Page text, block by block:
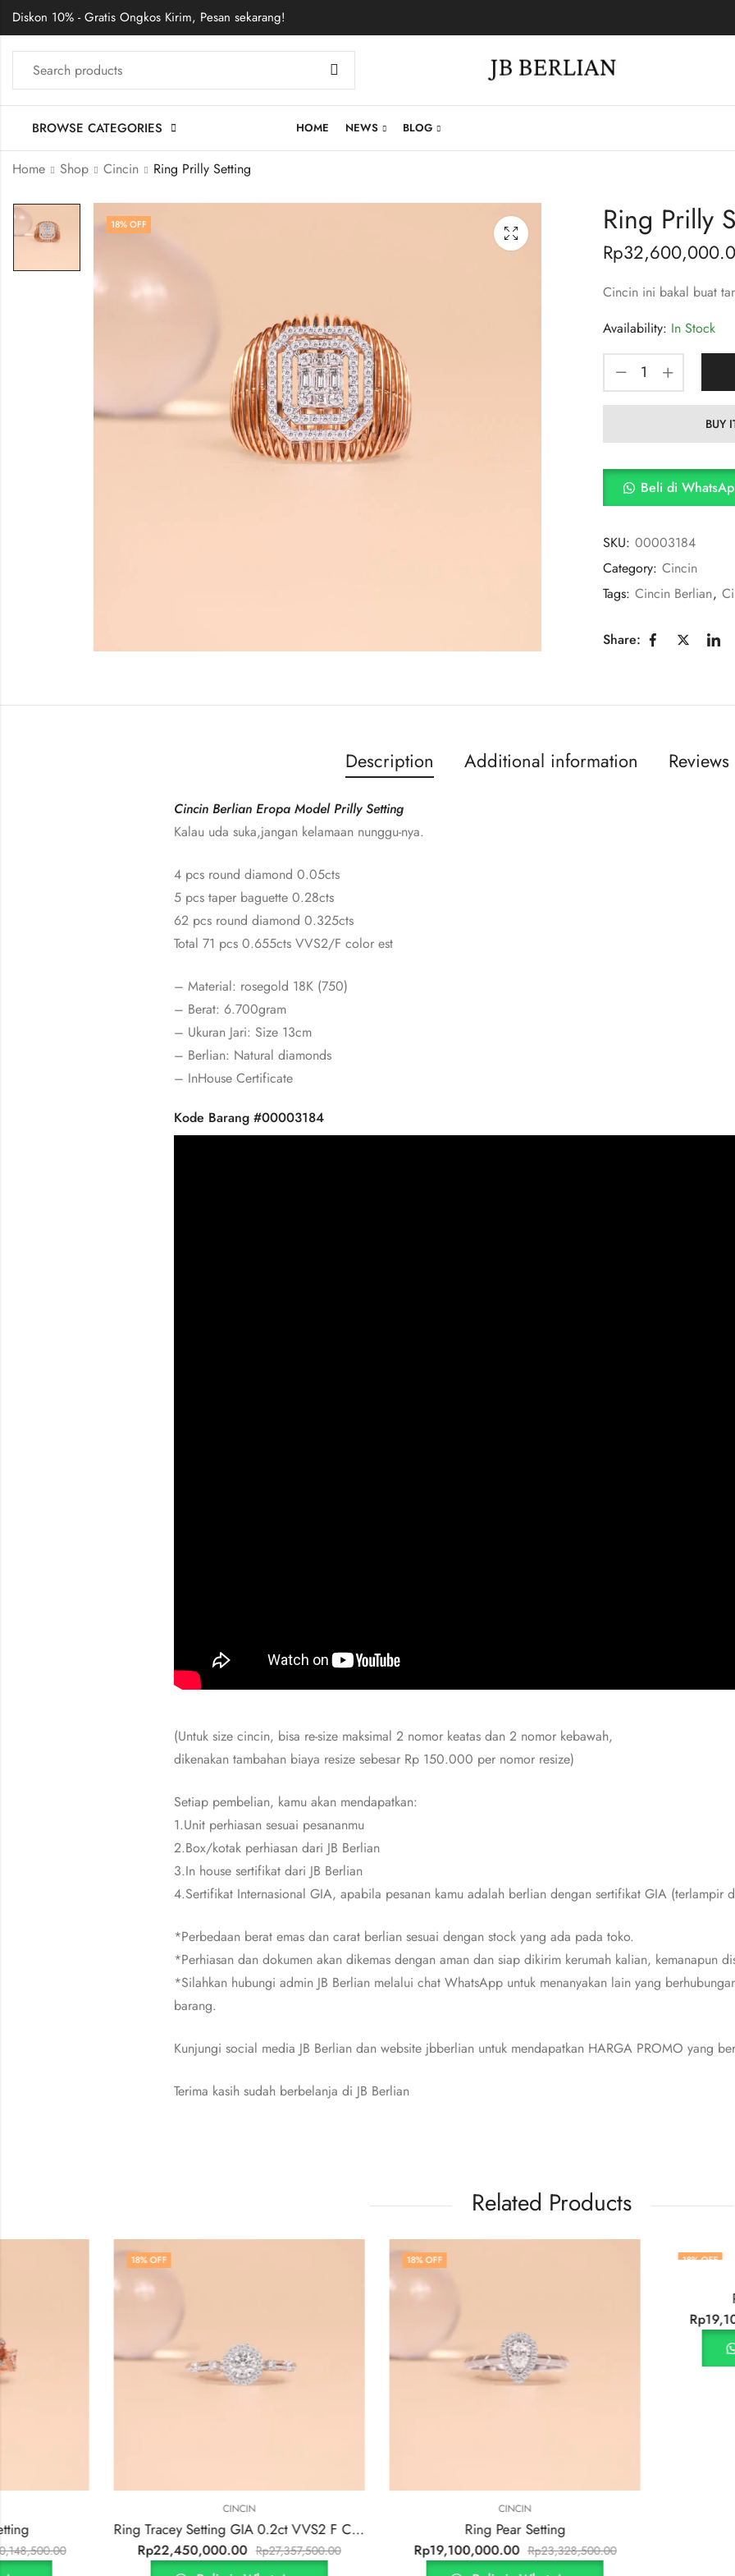
Diskon 10% - Gratis Ongkos Kirim, Pesan sekarang!
BROWSE CATEGORIES HOME NEWS BLOG
Home Shop Cincin Ring Prilly Setting
18% OFF Ring Prilly
Rp
Cincin ini bakal buat
Availability: In Stock
BUY
Beli di
SKU: 00003184
Category: Cincin
Tags: Cincin Berlian,
Share:
Description Additional information
Cincin Berlian Eropa Model Prilly Setting
Kalau uda suka,jangan kelamaan nunggu-nya.
4 pcs round diamond 0.05cts
5 pcs taper baguette 0.28cts
62 pcs round diamond 0.325cts
Total 71 pcs 0.655cts VVS2/F color est
– Material: rosegold 18K (750)
– Berat: 6.700gram
– Ukuran Jari: Size 13cm
– Berlian: Natural diamonds
– InHouse Certificate
Kode Barang #00003184
(Untuk size cincin, bisa re-size maksimal 2 nomor keatas dan 2 nomor kebawah,
dikenakan tambahan biaya resize sebesar Rp 150.000 per nomor resize)
Setiap pembelian, kamu akan mendapatkan:
1.Unit perhiasan sesuai pesananmu
2.Box/kotak perhiasan dari JB Berlian
3.In house sertifikat dari JB Berlian
4.Sertifikat Internasional GIA, apabila pesanan kamu adalah berlian dengan sertifikat GIA (terlampir
*Perbedaan berat emas dan carat berlian sesuai dengan stock yang ada pada toko.
*Perhiasan dan dokumen akan dikemas dengan aman dan siap dikirim kerumah kalian, kemanapun
*Silahkan hubungi admin JB Berlian melalui chat WhatsApp untuk menanyakan lain yang
barang.
Kunjungi social media JB Berlian dan website jbberlian untuk mendapatkan HARGA PROMO yang
Terima kasih sudah berbelanja di JB Berlian
Related Products
Ring Tracey Setting GIA 0.2ct VVS2 F Color
Rp22,450,000.00 Rp27,357,500.00
Ring Pear Setting
Rp19,100,000.00 Rp23,328,500.00
Ring Agatha
19,100,000.00 Rp
Beli via